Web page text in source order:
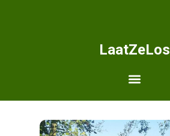
LaatZeLos